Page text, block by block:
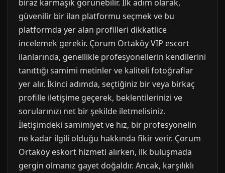
biraz karmaşık görünebilir. İlk adım olarak,
güvenilir bir ilan platformu seçmek ve bu
platformda yer alan profilleri dikkatlice
incelemek gerekir. Çorum Ortaköy VIP escort
ilanlarında, genellikle profesyonellerin kendilerini
tanıttığı samimi metinler ve kaliteli fotoğraflar
yer alır. İkinci adımda, seçtiğiniz bir veya birkaç
profille iletişime geçerek, beklentilerinizi ve
sorularınızı net bir şekilde iletmelisiniz.
İletişimdeki samimiyet ve hız, bir profesyonelin
ne kadar ilgili olduğu hakkında fikir verir. Çorum
Ortaköy eskort hizmeti alırken, ilk buluşmada
gergin olmanız gayet doğaldır. Ancak, karşılıklı